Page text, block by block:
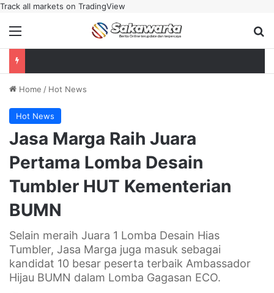
Track all markets on TradingView
Menu
Home / Hot News
Hot News
Jasa Marga Raih Juara
Pertama Lomba Desain
Tumbler HUT Kementerian
BUMN
Selain meraih Juara 1 Lomba Desain Hias
Tumbler, Jasa Marga juga masuk sebagai
kandidat 10 besar peserta terbaik Ambassador
Hijau BUMN dalam Lomba Gagasan ECO.